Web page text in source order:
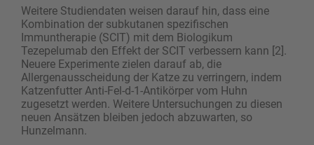
Weitere Studiendaten weisen darauf hin, dass eine
Kombination der subkutanen spezifischen
Immuntherapie (SCIT) mit dem Biologikum
Tezepelumab den Effekt der SCIT verbessern kann [2].
Neuere ­Experimente zielen darauf ab, die
Allergenausscheidung der Katze zu verringern, indem
Katzenfutter Anti-Fel-d-1-Antikörper vom Huhn
zugesetzt werden. Weitere Untersuchungen zu diesen
neuen Ansätzen bleiben jedoch abzuwarten, so
Hunzelmann.